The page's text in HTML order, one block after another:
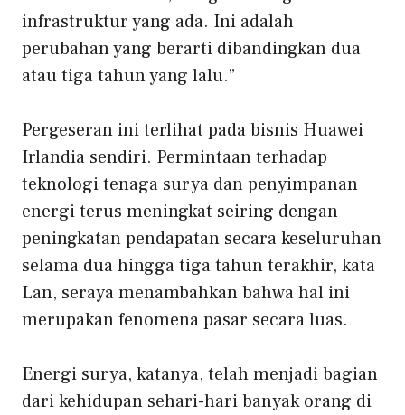
infrastruktur yang ada. Ini adalah
perubahan yang berarti dibandingkan dua
atau tiga tahun yang lalu.”
Pergeseran ini terlihat pada bisnis Huawei
Irlandia sendiri. Permintaan terhadap
teknologi tenaga surya dan penyimpanan
energi terus meningkat seiring dengan
peningkatan pendapatan secara keseluruhan
selama dua hingga tiga tahun terakhir, kata
Lan, seraya menambahkan bahwa hal ini
merupakan fenomena pasar secara luas.
Energi surya, katanya, telah menjadi bagian
dari kehidupan sehari-hari banyak orang di